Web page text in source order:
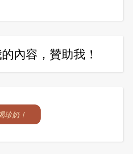
內容，贊助我！
珍奶！